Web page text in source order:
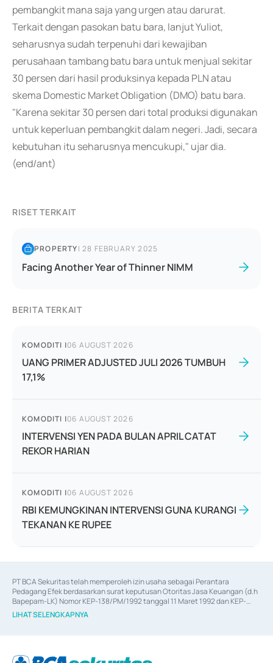
pembangkit mana saja yang urgen atau darurat.
Terkait dengan pasokan batu bara, lanjut Yuliot,
seharusnya sudah terpenuhi dari kewajiban
perusahaan tambang batu bara untuk menjual sekitar
30 persen dari hasil produksinya kepada PLN atau
skema Domestic Market Obligation (DMO) batu bara.
"Karena sekitar 30 persen dari total produksi digunakan
untuk keperluan pembangkit dalam negeri. Jadi, secara
kebutuhan itu seharusnya mencukupi," ujar dia.
(end/ant)
RISET TERKAIT
PROPERTY|28 FEBRUARY 2025
Facing Another Year of Thinner NIMM
BERITA TERKAIT
KOMODITI |06 AUGUST 2026
UANG PRIMER ADJUSTED JULI 2026 TUMBUH
17,1%
KOMODITI |06 AUGUST 2026
INTERVENSI YEN PADA BULAN APRIL CATAT
REKOR HARIAN
KOMODITI |06 AUGUST 2026
RBI KEMUNGKINAN INTERVENSI GUNA KURANGI
TEKANAN KE RUPEE
PT BCA Sekuritas telah memperoleh izin usaha sebagai Perantara
Pedagang Efek berdasarkan surat keputusan Otoritas Jasa Keuangan (d.h
Bapepam-LK) Nomor KEP-138/PM/1992 tanggal 11 Maret 1992 dan KEP-
06/D.04/2014 tanggal 28 Februari 2014, izin usaha sebagai Penjamin Emisi
Efek berdasarkan surat keputusan Otoritas Jasa Keuangan Nomor KEP-
berdasarkan surat keputusan Otoritas Jasa Keuangan Nomor S-
LIHAT SELENGKAPNYA